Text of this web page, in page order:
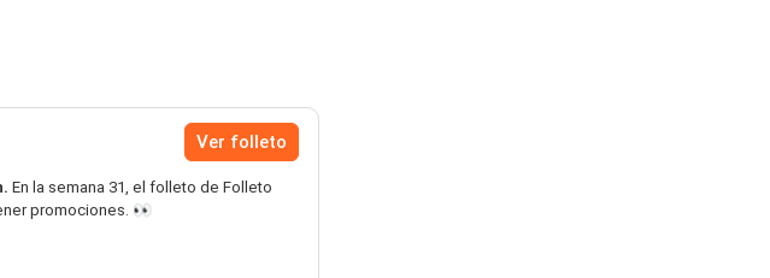
Ver folleto
En la semana 31, el folleto de Folleto
promociones. 👀